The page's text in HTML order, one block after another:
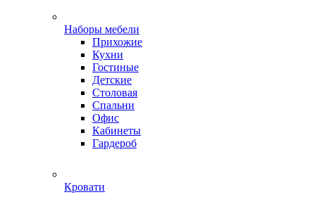
Наборы мебели
Прихожие
Кухни
Гостиные
Детские
Столовая
Спальни
Офис
Кабинеты
Гардероб
Кровати